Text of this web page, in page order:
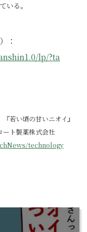
いる。
：
lp/?ta
若い頃の甘いニオイ』
ート製薬株式会社
technology